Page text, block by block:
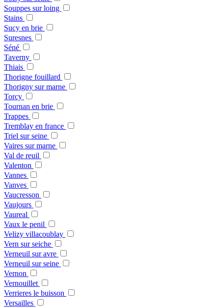
Souppes sur loing
Stains
Sucy en brie
Suresnes
Séné
Taverny
Thiais
Thorigne fouillard
Thorigny sur marne
Torcy
Tournan en brie
Trappes
Tremblay en france
Triel sur seine
Vaires sur marne
Val de reuil
Valenton
Vannes
Vanves
Vaucresson
Vaujours
Vaureal
Vaux le penil
Velizy villacoublay
Vern sur seiche
Verneuil sur avre
Verneuil sur seine
Vernon
Vernouillet
Verrieres le buisson
Versailles